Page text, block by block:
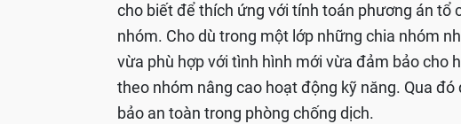
cho biết để thích ứng với tính toán phương án tổ
nhóm. Cho dù trong một lớp những chia nhóm
vừa phù hợp với tình hình mới vừa đảm bảo cho
theo nhóm nâng cao hoạt động kỹ năng. Qua
bảo an toàn trong phòng chống dịch.